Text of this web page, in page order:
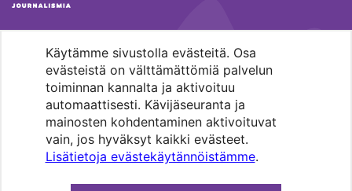
Käytämme sivustolla evästeitä. Osa
evästeistä on välttämättömiä palvelun
toiminnan kannalta ja aktivoituu
automaattisesti. Kävijäseuranta ja
mainosten kohdentaminen aktivoituvat
vain, jos hyväksyt kaikki evästeet.
Lisätietoja evästekäytännöistämme.
MENOHAKU
Pääkaupunkiseudun evankelis-
luterilaisten seurakuntien media.